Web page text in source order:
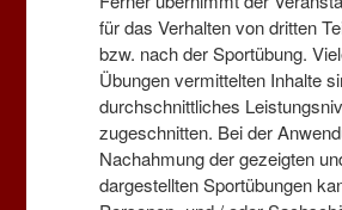
Kursangebote
für das Verhalten von dritten
bzw. nach der Sportübung.
Übungen vermittelten Inhalte
durchschnittliches
zugeschnitten. Bei der
Nachahmung der gezeigten
dargestellten Sportübungen